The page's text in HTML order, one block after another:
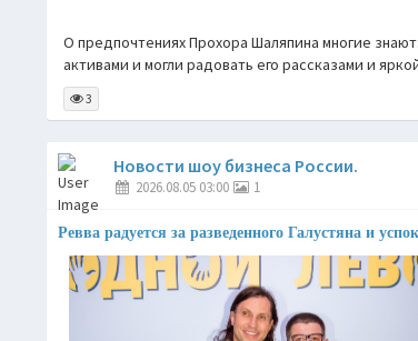
О предпочтениях Прохора Шаляпина многие
активами и могли радовать его рассказами и
3
Новости шоу бизнеса России.
2026.08.05 03:00 1
Ревва радуется за разведенного Галустяна и